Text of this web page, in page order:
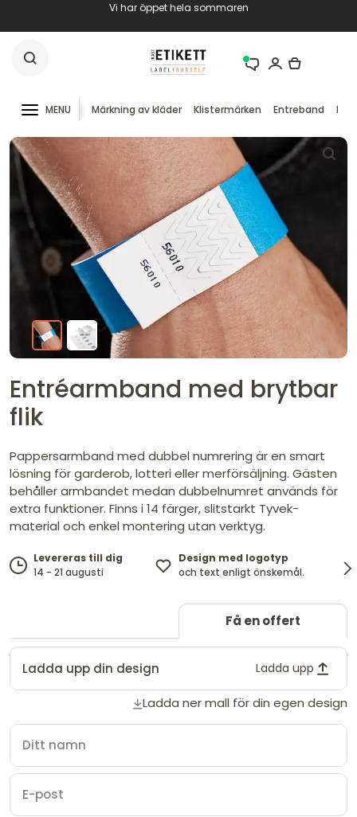
Vi har öppet hela sommaren
MENU Märkning av kläder Klistermärken Entreband RFID
Entréarmband med brytbar
flik
Pappersarmband med dubbel numrering är en smart
lösning för garderob, lotteri eller merförsäljning. Gästen
behåller armbandet medan dubbelnumret används för
extra funktioner. Finns i 14 färger, slitstarkt Tyvek-
material och enkel montering utan verktyg.
Levereras till dig
14 - 21 augusti
Design med logotyp
och text enligt önskemål.
Få en offert
Ladda upp din design Ladda upp
Ladda ner mall för din egen design